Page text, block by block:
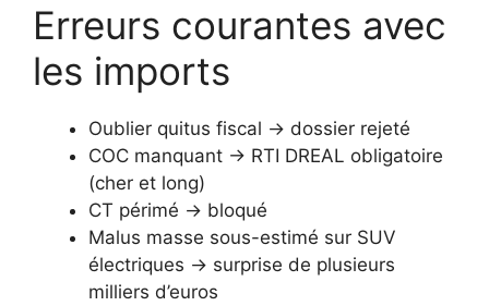
Erreurs courantes avec
les imports
Oublier quitus fiscal → dossier rejeté
COC manquant → RTI DREAL obligatoire
(cher et long)
CT périmé → bloqué
Malus masse sous-estimé sur SUV
électriques → surprise de plusieurs
milliers d’euros